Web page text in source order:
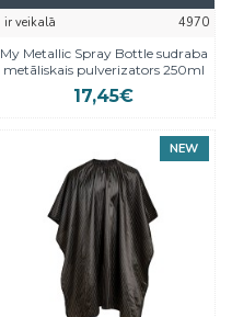
ir veikalā
4970
My Metallic Spray Bottle sudraba
metāliskais pulverizators 250ml
17,45€
NEW